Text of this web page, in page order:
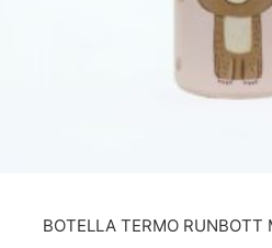
BOTELLA TERMO RUNBOTT